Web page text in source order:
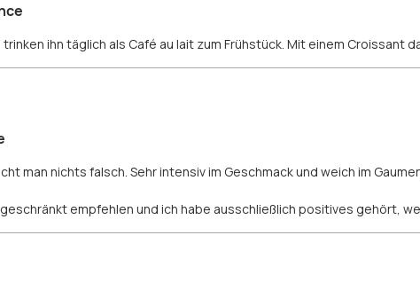
ihn täglich als Café au lait zum Frühstück. Mit einem Croissant
man nichts falsch. Sehr intensiv im Geschmack und weich im
empfehlen und ich habe ausschließlich positives gehört,